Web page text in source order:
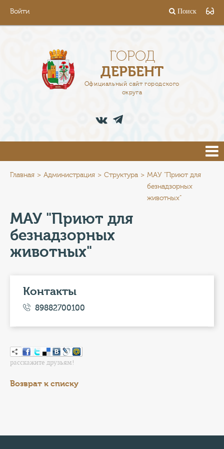
Войти Поиск
ГОРОД
ДЕРБЕНТ
Официальный сайт городского
округа
АДМИНИСТРАЦИЯ
ПРЕСС-ЦЕНТР
КОНТАКТЫ
ТАРИФЫ
КАТАЛОГ УСЛУГ
СЛУЖБА ПО КОНТРАКТУ
Главная Администрация Структура
МАУ "Приют для
безнадзорных
животных"
МАУ "Приют для
безнадзорных
животных"
Контакты
89882700100
расскажите друзьям!
Возврат к списку